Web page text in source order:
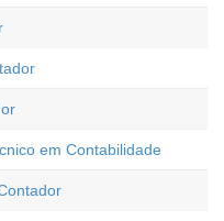
em Contabilidade